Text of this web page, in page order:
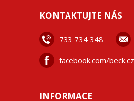
KONTAKTUJTE NÁS
733 734 348
facebook.com/beck.cz
INFORMACE